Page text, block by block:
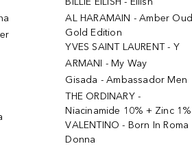
AL HARAMAIN - Amber Oud
Gold Edition
YVES SAINT LAURENT - Y
ARMANI - My Way
Gisada - Ambassador Men
THE ORDINARY -
Niacinamide 10% + Zinc 1%
VALENTINO - Born In Roma
Donna